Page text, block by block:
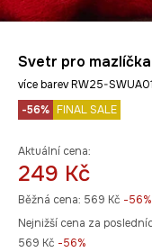
Svetr pro
více barev RW25-SWUA01
-56% FINAL SALE
Aktuální cena:
249 Kč
Běžná cena: 569 Kč -56%
Nejnižší cena za
569 Kč -56%